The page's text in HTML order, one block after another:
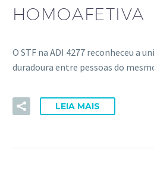
HOMOAFETIVA
O STF na ADI 4277 reconheceu a
duradoura entre pessoas do
LEIA MAIS